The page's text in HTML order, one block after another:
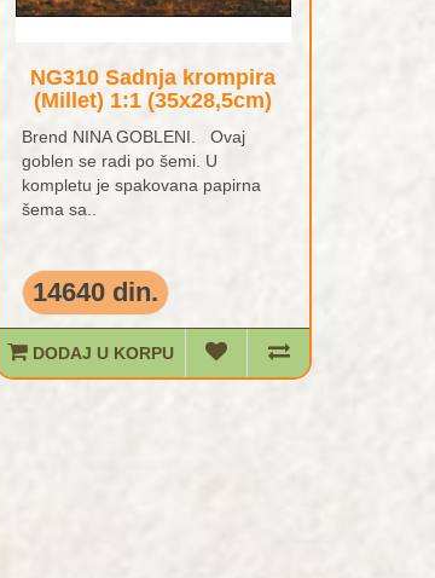
NG310 Sadnja krompira
(Millet) 1:1 (35x28,5cm)
Brend NINA GOBLENI. Ovaj
goblen se radi po šemi. U
kompletu je spakovana papirna
šema sa..
14640 din.
DODAJ U KORPU